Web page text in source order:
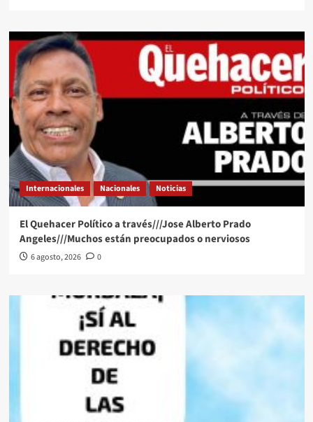
Internacionales Nacionales Noticias
El Quehacer Político a través///Jose Alberto Prado
Angeles///Muchos están preocupados o nerviosos
6 agosto, 2026 0